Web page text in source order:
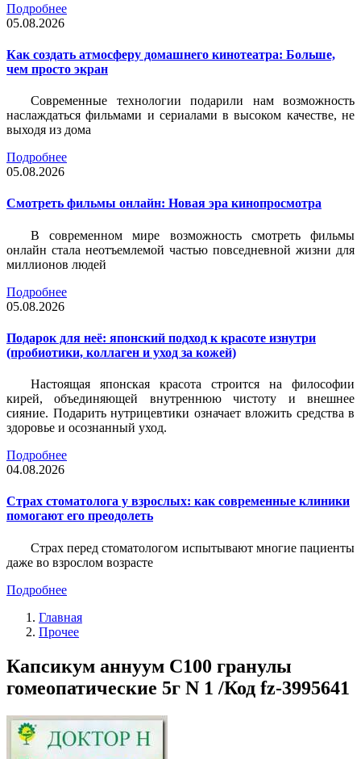
Подробнее
05.08.2026
Как создать атмосферу домашнего кинотеатра: Больше,
чем просто экран
Современные технологии подарили нам возможность
наслаждаться фильмами и сериалами в высоком качестве, не
выходя из дома
Подробнее
05.08.2026
Смотреть фильмы онлайн: Новая эра кинопросмотра
В современном мире возможность смотреть фильмы
онлайн стала неотъемлемой частью повседневной жизни для
миллионов людей
Подробнее
05.08.2026
Подарок для неё: японский подход к красоте изнутри
(пробиотики, коллаген и уход за кожей)
Настоящая японская красота строится на философии
кирей, объединяющей внутреннюю чистоту и внешнее
сияние. Подарить нутрицевтики означает вложить средства в
здоровье и осознанный уход.
Подробнее
04.08.2026
Страх стоматолога у взрослых: как современные клиники
помогают его преодолеть
Страх перед стоматологом испытывают многие пациенты
даже во взрослом возрасте
Подробнее
Главная
Прочее
Капсикум аннуум C100 гранулы
гомеопатические 5г N 1 /Код fz-3995641